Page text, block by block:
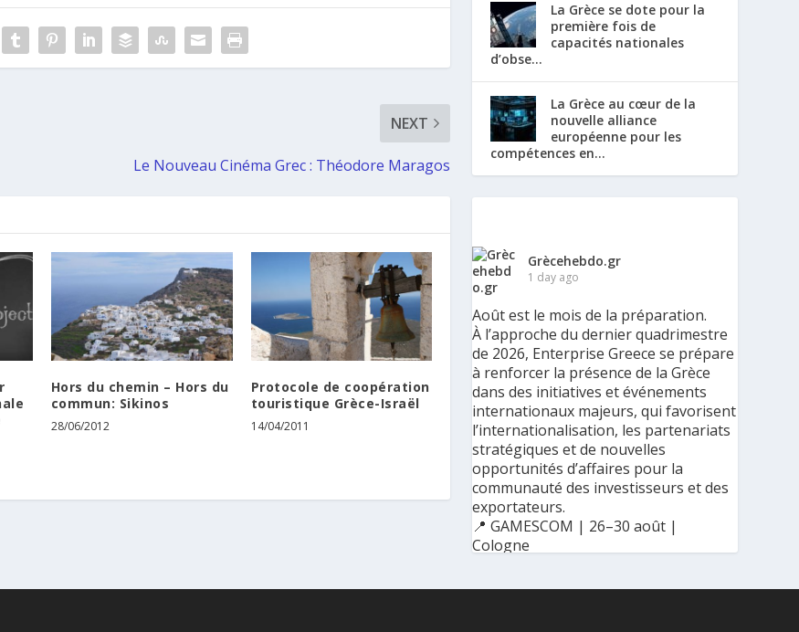
NEXT
Le Nouveau Cinéma Grec : Théodore Maragos
Hors du chemin – Hors du
commun: Sikinos
28/06/2012
Protocole de coopération
touristique Grèce-Israël
14/04/2011
La Grèce se dote pour la
première fois de
capacités nationales
d’obse...
La Grèce au cœur de la
nouvelle alliance
européenne pour les
compétences en...
Grècehebdo.gr
1 day ago
Août est le mois de la préparation.
À l’approche du dernier quadrimestre
de 2026, Enterprise Greece se prépare
à renforcer la présence de la Grèce
dans des initiatives et événements
internationaux majeurs, qui favorisent
l’internationalisation, les partenariats
stratégiques et de nouvelles
opportunités d’affaires pour la
communauté des investisseurs et des
exportateurs.
📍 GAMESCOM | 26–30 août |
Cologne